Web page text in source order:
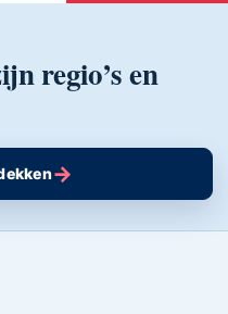
regio’s en
→